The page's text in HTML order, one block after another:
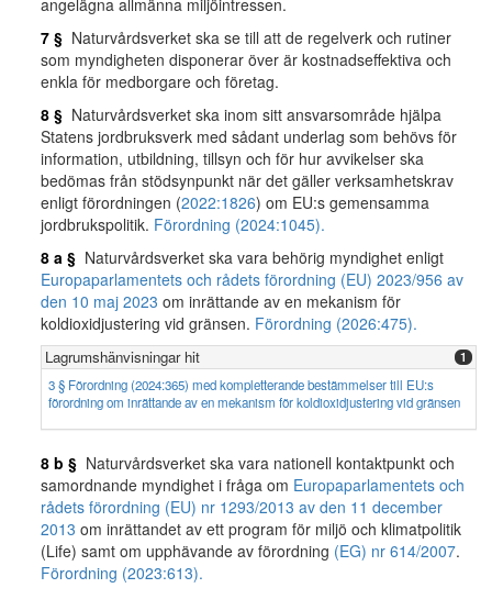
angelägna allmänna miljöintressen.
7 § Naturvårdsverket ska se till att de regelverk och rutiner
som myndigheten disponerar över är kostnadseffektiva och
enkla för medborgare och företag.
8 § Naturvårdsverket ska inom sitt ansvarsområde hjälpa
Statens jordbruksverk med sådant underlag som behövs för
information, utbildning, tillsyn och för hur avvikelser ska
bedömas från stödsynpunkt när det gäller verksamhetskrav
enligt förordningen (2022:1826) om EU:s gemensamma
jordbrukspolitik. Förordning (2024:1045).
8 a § Naturvårdsverket ska vara behörig myndighet enligt
Europaparlamentets och rådets förordning (EU) 2023/956 av
den 10 maj 2023 om inrättande av en mekanism för
koldioxidjustering vid gränsen. Förordning (2026:475).
Lagrumshänvisningar hit 1
3 § Förordning (2024:365) med kompletterande bestämmelser till EU:s
förordning om inrättande av en mekanism för koldioxidjustering vid gränsen
8 b § Naturvårdsverket ska vara nationell kontaktpunkt och
samordnande myndighet i fråga om Europaparlamentets och
rådets förordning (EU) nr 1293/2013 av den 11 december
2013 om inrättandet av ett program för miljö och klimatpolitik
(Life) samt om upphävande av förordning (EG) nr 614/2007.
Förordning (2023:613).